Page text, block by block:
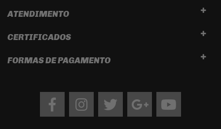
ATENDIMENTO
CERTIFICADOS
FORMAS DE PAGAMENTO
FacebookInstagram twitter googleYoutube